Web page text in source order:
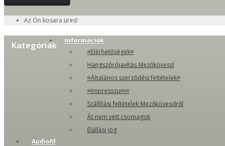
Az Ön kosara üres!
Kategóriák
Információk
¤Elérhetőségek¤
Hangszórójavítás Mezőkövesd
¤Általános szerződési feltételek¤
¤Impresszum¤
Szállítási feltételek Mezőkövesdről
Át nem vett csomagok
Elállási jog
Audiofil